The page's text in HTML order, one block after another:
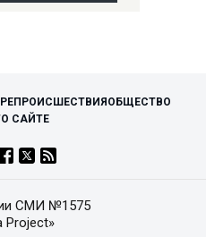
ПРОИСШЕСТВИЯОБЩЕСТВО
О САЙТЕ
СМИ №1575
Project»